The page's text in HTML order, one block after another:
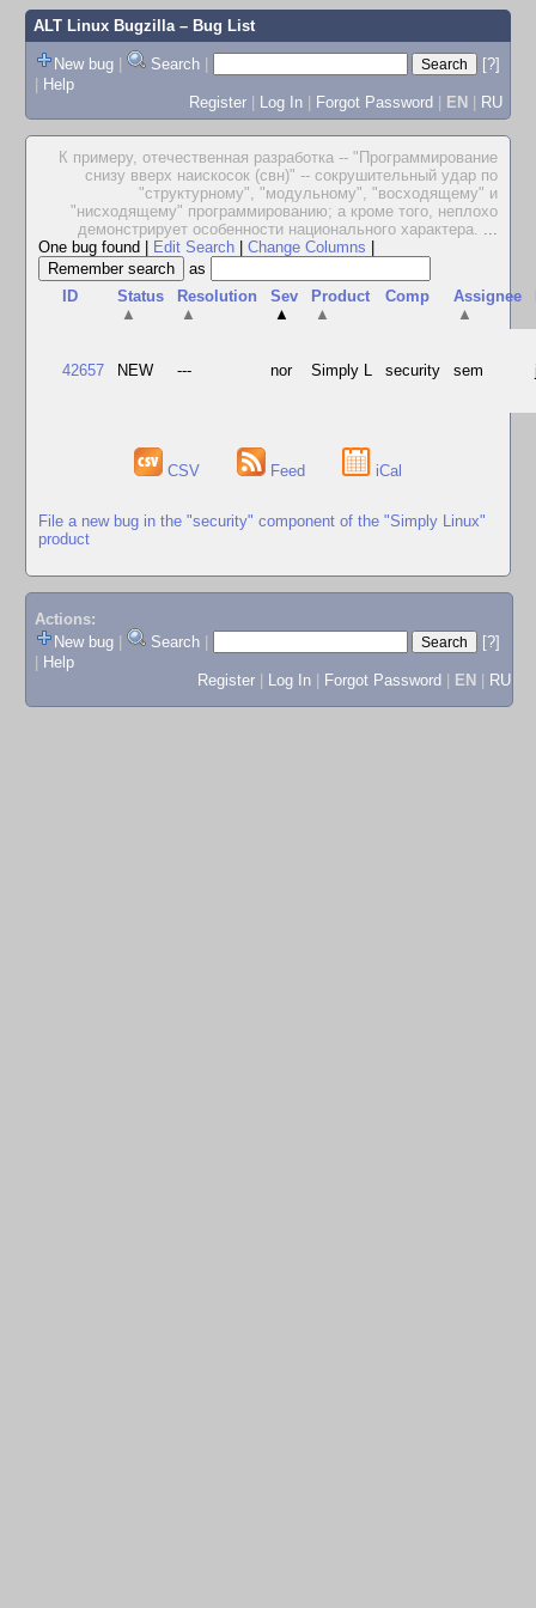
ALT Linux Bugzilla– Bug List
New bug | Search |
[?]
| Help
Register | Log In | Forgot Password | EN | RU
К примеру, отечественная разработка -- "Программирование
снизу вверх наискосок (свн)" -- сокрушительный удар по
"структурному", "модульному", "восходящему" и
"нисходящему" программированию; а кроме того, неплохо
демонстрирует особенности национального характера. ...
One bug found
Edit Search Change Columns
as
ID
Status
▲
Resolution
▲
Sev
▲
Product
▲
Comp
Assignee
▲
42657 NEW --- nor Simply L security sem
CSV Feed iCal
File a new bug in the "security" component of the "Simply Linux"
product
Actions:
New bug
Search
[?]
Help
Register
Log In Forgot Password EN RU